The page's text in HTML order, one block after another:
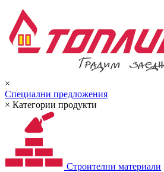
×
Специални предложения
× Категории продукти
Строителни материали